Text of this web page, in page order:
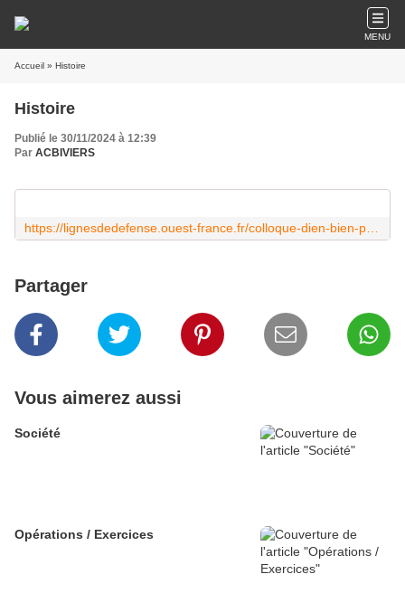
MENU
Accueil » Histoire
Histoire
Publié le 30/11/2024 à 12:39
Par ACBIVIERS
Partager
Vous aimerez aussi
Société
Opérations / Exercices